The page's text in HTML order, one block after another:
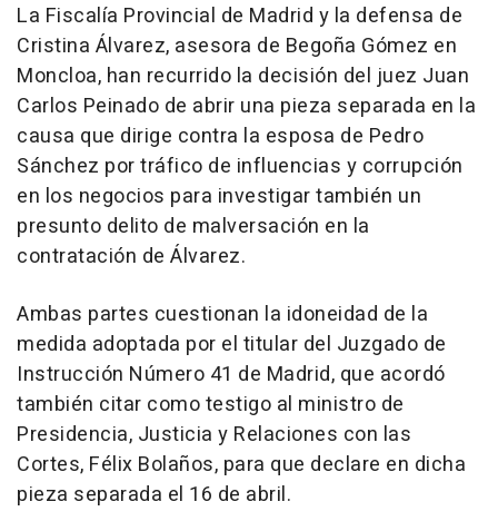
La Fiscalía Provincial de Madrid y la defensa de
Cristina Álvarez, asesora de Begoña Gómez en
Moncloa, han recurrido la decisión del juez Juan
Carlos Peinado de abrir una pieza separada en la
causa que dirige contra la esposa de Pedro
Sánchez por tráfico de influencias y corrupción
en los negocios para investigar también un
presunto delito de malversación en la
contratación de Álvarez.
Ambas partes cuestionan la idoneidad de la
medida adoptada por el titular del Juzgado de
Instrucción Número 41 de Madrid, que acordó
también citar como testigo al ministro de
Presidencia, Justicia y Relaciones con las
Cortes, Félix Bolaños, para que declare en dicha
pieza separada el 16 de abril.